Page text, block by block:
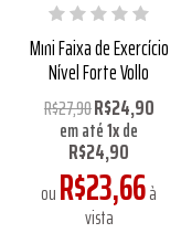
Mini Faixa de Exercício
Nível Forte Vollo
R$27,90R$24,90
em até1xde
R$24,90
ouR$23,66à
vista